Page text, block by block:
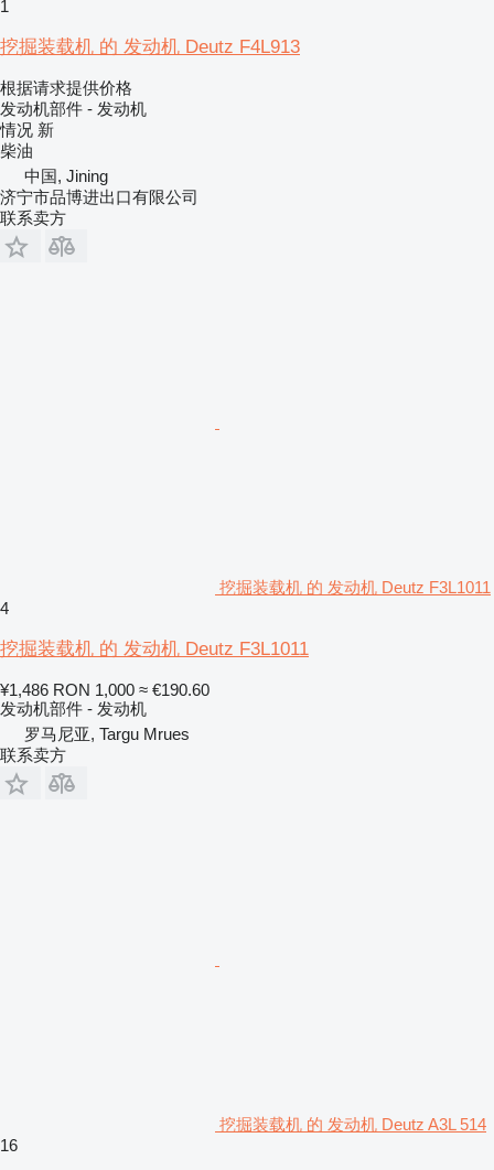
1
挖掘装载机 的 发动机 Deutz F4L913
根据请求提供价格
发动机部件 - 发动机
情况 新
柴油
中国, Jining
济宁市品博进出口有限公司
联系卖方
挖掘装载机 的 发动机 Deutz F3L1011
4
挖掘装载机 的 发动机 Deutz F3L1011
¥1,486 RON 1,000 ≈ €190.60
发动机部件 - 发动机
罗马尼亚, Targu Mrues
联系卖方
挖掘装载机 的 发动机 Deutz A3L 514
16